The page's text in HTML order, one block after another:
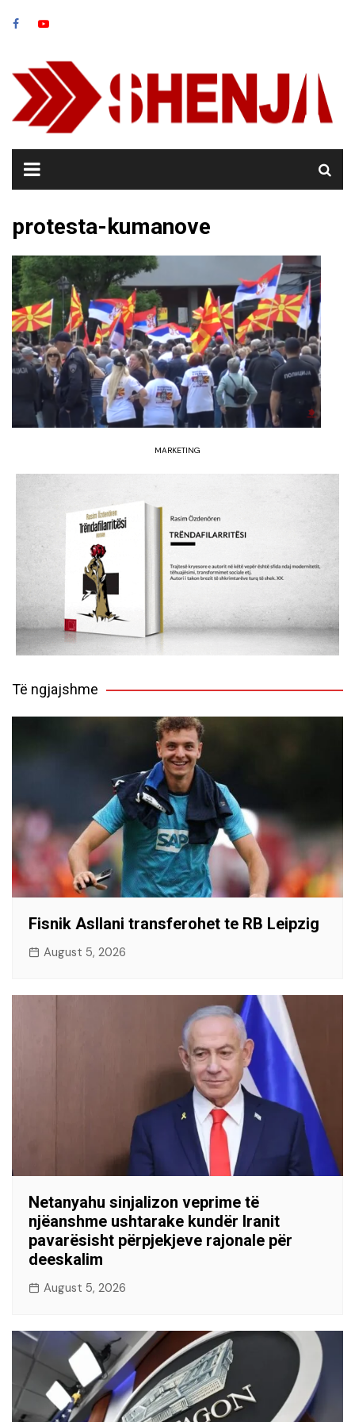
protesta-kumanove
MARKETING
Të ngjajshme
Fisnik Asllani transferohet te RB Leipzig
August 5, 2026
Netanyahu sinjalizon veprime të
njëanshme ushtarake kundër Iranit
pavarësisht përpjekjeve rajonale për
deeskalim
August 5, 2026